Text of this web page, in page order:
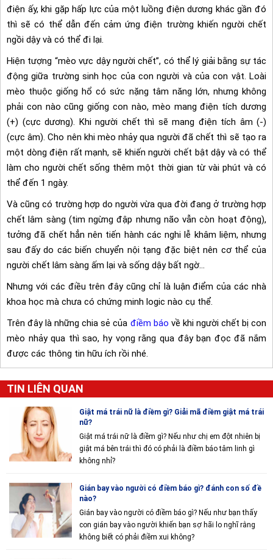
điện ấy, khi gặp hấp lực của một luồng điện dương khác gần đó
thì sẽ có thể dẫn đến cảm ứng điện trường khiến người chết
ngồi dậy và có thể đi lại.
Hiện tượng “mèo vực dậy người chết”, có thể lý giải bằng sự tác
động giữa trường sinh học của con người và của con vật. Loài
mèo thuộc giống hổ có sức nặng tâm năng lớn, nhưng không
phải con nào cũng giống con nào, mèo mang điện tích dương
(+) (cực dương). Khi người chết thì sẽ mang điện tích âm (-)
(cực âm). Cho nên khi mèo nhảy qua người đã chết thì sẽ tạo ra
một dòng điện rất mạnh, sẽ khiến người chết bật dậy và có thể
làm cho người chết sống thêm một thời gian từ vài phút và có
thể đến 1 ngày.
Và cũng có trường hợp do người vừa qua đời đang ở trường hợp
chết lâm sàng (tim ngừng đập nhưng não vẫn còn hoạt động),
tưởng đã chết hẳn nên tiến hành các nghi lễ khâm liệm, nhưng
sau đấy do các biến chuyển nội tạng đặc biệt nên cơ thể của
người chết lâm sàng ấm lại và sống dậy bất ngờ…
Nhưng với các điều trên đây cũng chỉ là luận điểm của các nhà
khoa học mà chưa có chứng minh logic nào cụ thể.
Trên đây là những chia sẻ của điềm báo về khi người chết bị con
mèo nhảy qua thì sao, hy vọng rằng qua đây bạn đọc đã nắm
được các thông tin hữu ích rồi nhé.
TIN LIÊN QUAN
Giật má trái nữ là điềm gì? Giải mã điềm giật má trái
nữ?
Giật má trái nữ là điềm gì? Nếu như chị em đột nhiên bị
giật má bên trái thì đó có phải là điềm báo tâm linh gì
không nhỉ?
Gián bay vào người có điềm báo gì? đánh con số đề
nào?
Gián bay vào người có điềm báo gì? Nếu như bạn thấy
con gián bay vào người khiến bạn sợ hãi lo nghĩ rằng
không biết có phải điềm xui không?